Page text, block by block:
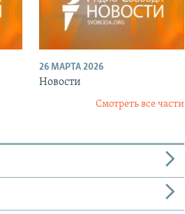
26 МАРТА 2026
Новости
Смотреть все части